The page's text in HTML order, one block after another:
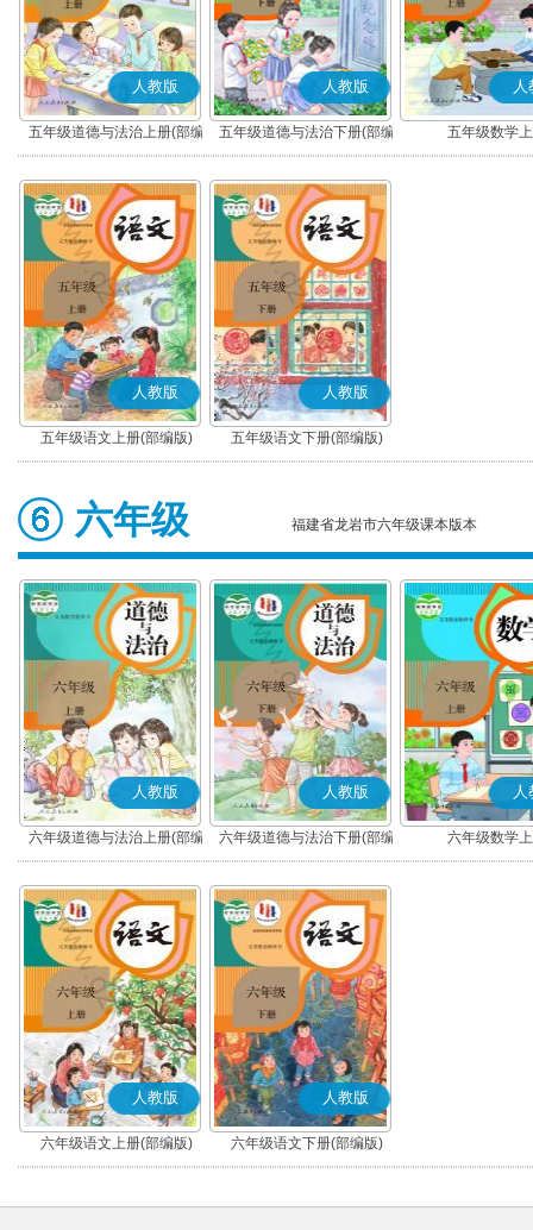
人教版
五年级道德与法治上册(部编
版)
人教版
五年级道德与法治下册(部编
版)
人
五年级数学
人教版
五年级语文上册(部编版)
人教版
五年级语文下册(部编版)
六年级 福建省龙岩市六年级课本版本
人教版
六年级道德与法治上册(部编
版)
人教版
六年级道德与法治下册(部编
版)
人
六年级数学
人教版
六年级语文上册(部编版)
人教版
六年级语文下册(部编版)